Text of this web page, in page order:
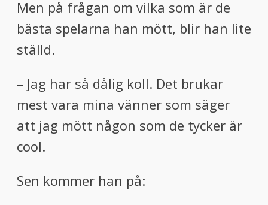
Men på frågan om vilka som är de
bästa spelarna han mött, blir han lite
ställd.
– Jag har så dålig koll. Det brukar
mest vara mina vänner som säger
att jag mött någon som de tycker är
cool.
Sen kommer han på: